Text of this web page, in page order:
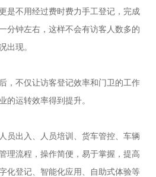
是不用经过费时费力手工登记，完成
分钟左右，这样不会有访客人数多的
出现。
，不仅让访客登记效率和门卫的工作
的运转效率得到提升。
员出入、人员培训、货车管控、车辆
理流程，操作简便，易于掌握，提高
化登记、智能化应用、自助式体验等